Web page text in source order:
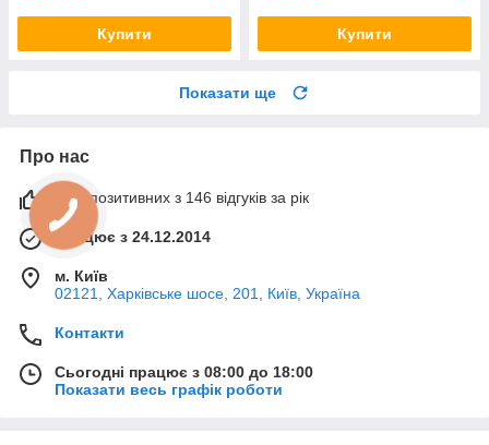
Купити Купити
Показати ще
Про нас
99% позитивних з 146 відгуків за рік
Працює з 24.12.2014
м. Київ
02121, Харківське шосе, 201, Київ, Україна
Контакти
Сьогодні працює з 08:00 до 18:00
Показати весь графік роботи